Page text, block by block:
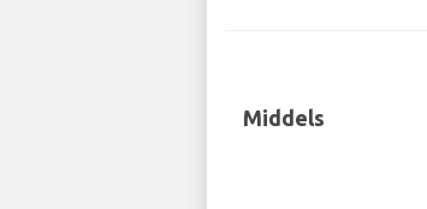
Middels